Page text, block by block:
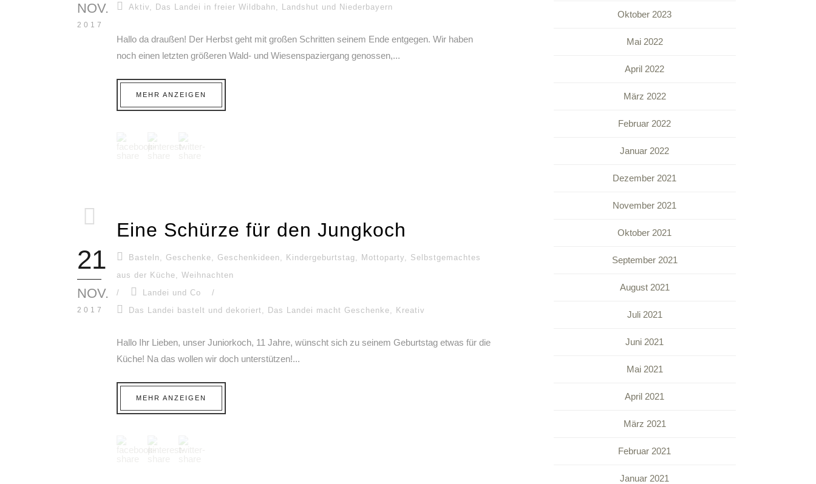
NOV.
2017
Aktiv, Das Landei in freier Wildbahn, Landshut und Niederbayern
Hallo da draußen! Der Herbst geht mit großen Schritten seinem Ende entgegen. Wir haben
noch einen letzten größeren Wald- und Wiesenspaziergang genossen,...
MEHR ANZEIGEN
21
NOV.
2017
Eine Schürze für den Jungkoch
Basteln, Geschenke, Geschenkideen, Kindergeburtstag , Mottoparty, Selbstgemachtes
aus der Küche, Weihnachten
/
Landei und Co
/
Das Landei bastelt und dekoriert, Das Landei macht Geschenke, Kreativ
Hallo Ihr Lieben, unser Juniorkoch, 11 Jahre, wünscht sich zu seinem Geburtstag etwas für die
Küche! Na das wollen wir doch unterstützen!...
MEHR ANZEIGEN
Oktober 2023
Mai 2022
April 2022
März 2022
Februar 2022
Januar 2022
Dezember 2021
November 2021
Oktober 2021
September 2021
August 2021
Juli 2021
Juni 2021
Mai 2021
April 2021
März 2021
Februar 2021
Januar 2021